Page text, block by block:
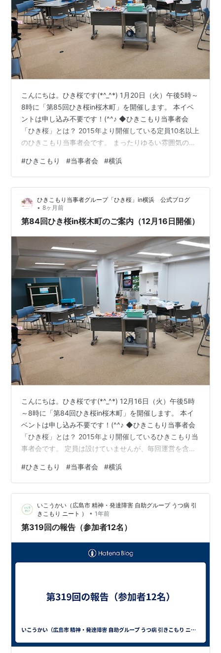
こんにちは。ひき桜です(*^_^*) 1月20日（火）午後5時～
8時に「第85回ひき桜in桜木町」を開催します。 本イベ
ントは申し込み不要です！(^^♪ ◆ひきこもり当事者会
「ひき桜」とは？ 2015年より開催している定員10名以上
のひきこもり当事者会です。 まったりゆるい雰囲気の会
人で過ごすのも自由です。 主な特徴は ・プログラムなし
・まったりのんびり系 ・話すのも自由一人で過ごすのも
自由 ・場所があって、どう過ごすかは自分で決める で
す。 当事者会なので運営メンバー・参加者ともに全員が
現在ひきこもり状態または過去にひきこもりを経験した
方の…
#ひきこもり #当事者会 #横浜
ひきこもり当事者グループ「ひき桜」in横浜 公式ブログ
• 8ヶ月前
第84回ひき桜in桜木町のご案内（12月16日開催）
こんにちは。ひき桜です(*^_^*) 12月16日（火）午後5時
～8時に「第84回ひき桜in桜木町」を開催します。 本イ
ベントは申し込み不要です！(^^♪ ◆ひきこもり当事者会
「ひき桜」とは？ 2015年より開催しているひきこもり当
事者会です。 定員は設けていませんが、毎回運営を含め
で、いつ参加していつ帰っても自由、お話しするのも一
人で過ごすのも自由です。 主な特徴は ・プログラムなし
・まったりのんびり系 ・話すのも自由一人で過ごすのも
自由 ・場所があって、どう過ごすかは自分で決める で
す。 当事者会なので運営メンバー・参加者ともに全員…
#ひきこもり #当事者会 #横浜
いこうかい（広島市 精神・発達障害 自助グループ うつ病 引
きこもり ニート ）
• 1年前
第319回の報告（参加者12名）